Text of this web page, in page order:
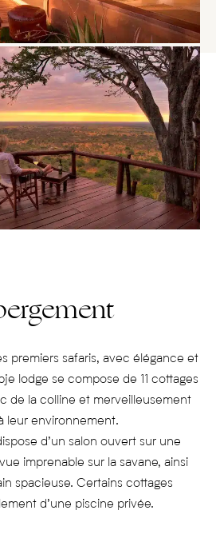
premiers safaris, avec élégance et
lodge se compose de 11 cottages
de la colline et merveilleusement
leur environnement.
d’un salon ouvert sur une
imprenable sur la savane, ainsi
spacieuse. Certains cottages
d’une piscine privée.